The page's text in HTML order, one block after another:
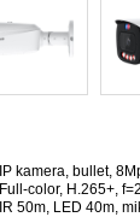
IP kamera, bullet,
Full-color, H.265+,
IR 50m, LED 40m,